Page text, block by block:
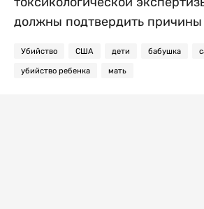
должны подтвердить причины
Убийство США дети бабушка
убийство ребенка мать